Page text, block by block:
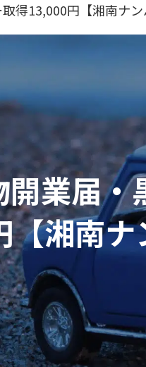
得13,000円【湘南ナン
業届・
湘南ナ